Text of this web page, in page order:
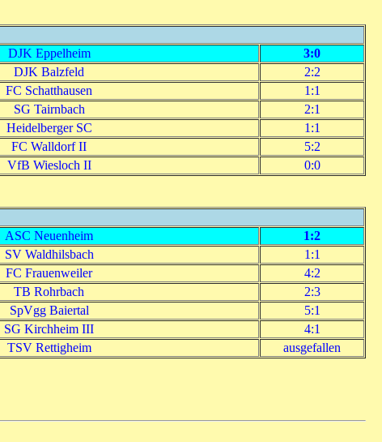
DJK Eppelheim
3:0
DJK Balzfeld
2:2
FC Schatthausen
1:1
SG Tairnbach
2:1
Heidelberger SC
1:1
FC Walldorf II
5:2
VfB Wiesloch II 0:0
ASC Neuenheim
1:2
SV Waldhilsbach
1:1
FC Frauenweiler
4:2
TB Rohrbach
2:3
SpVgg Baiertal
5:1
SG Kirchheim III
4:1
TSV Rettigheim ausgefallen